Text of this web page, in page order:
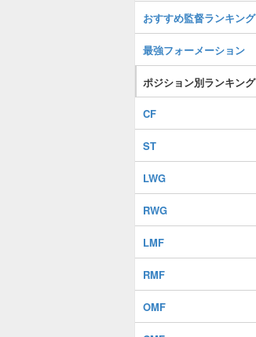
おすすめ監督ランキング
最強フォーメーション
ポジション別ランキング
CF
ST
LWG
RWG
LMF
RMF
OMF